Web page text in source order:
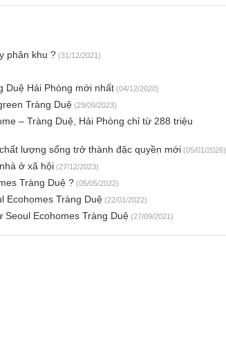
phân khu ? (31/12/2021)
Duệ Hải Phòng mới nhất (04/12/2020)
Tràng Duệ (29/09/2023)
– Tràng Duệ, Hải Phòng chỉ từ 288 triệu
lượng sống trở thành đặc quyền mới (05/01/2026)
ở xã hội (27/12/2023)
Tràng Duệ ? (05/05/2022)
Ecohomes Tràng Duệ (22/01/2022)
Ecohomes Tràng Duệ (27/09/2021)